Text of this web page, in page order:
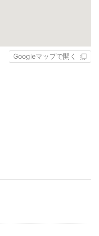
Googleマップで開く